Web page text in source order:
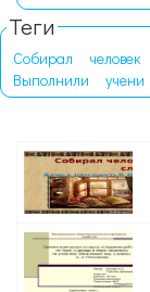
Теги
Собирал человек
Выполнили
учени